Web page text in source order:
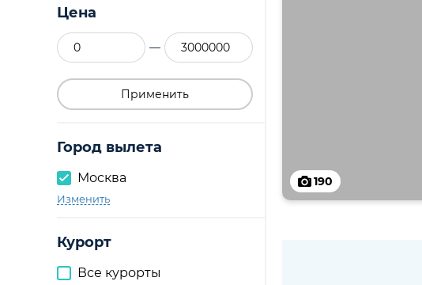
Цена
—
Применить
Город вылета
Москва
Изменить
Курорт
Все курорты
190